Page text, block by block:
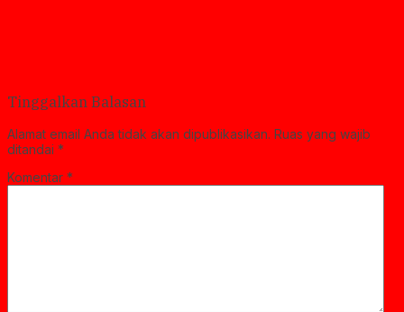
Tinggalkan Balasan
Alamat email Anda tidak akan dipublikasikan. Ruas yang wajib
ditandai *
Komentar *